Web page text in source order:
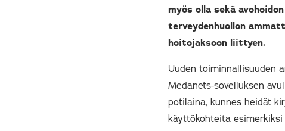
myös olla sekä
terveydenhuollon
hoitojaksoon liittyen.
Uuden toiminnallisuuden
Medanets-sovelluksen
potilaina, kunnes heidät
käyttökohteita esimerkiksi